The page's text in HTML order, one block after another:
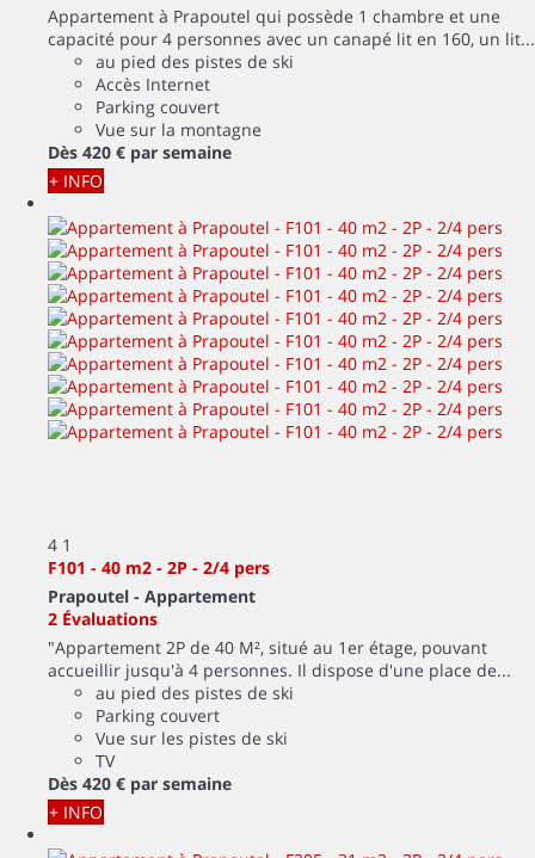
Appartement à Prapoutel qui possède 1 chambre et une
capacité pour 4 personnes avec un canapé lit en 160, un lit...
au pied des pistes de ski
Accès Internet
Parking couvert
Vue sur la montagne
Dès 420 € par semaine
+ INFO
4 1
F101 - 40 m2 - 2P - 2/4 pers
Prapoutel - Appartement
2 Évaluations
"Appartement 2P de 40 M², situé au 1er étage, pouvant
accueillir jusqu'à 4 personnes. Il dispose d'une place de...
au pied des pistes de ski
Parking couvert
Vue sur les pistes de ski
TV
Dès 420 € par semaine
+ INFO